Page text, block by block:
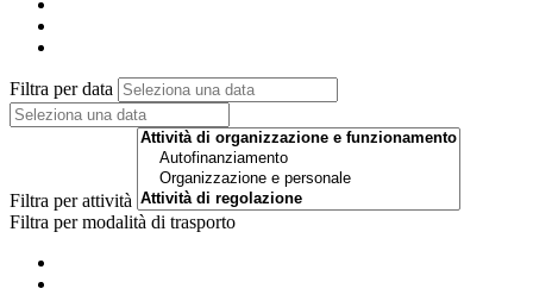
Filtra per data
Filtra per attività
Filtra per modalità di trasporto